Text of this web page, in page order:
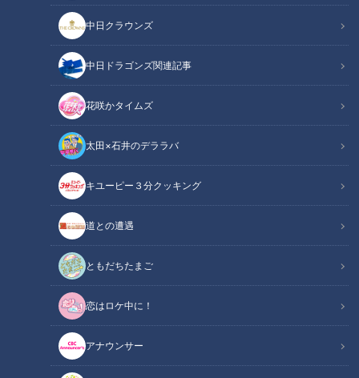
中日クラウンズ
中日ドラゴンズ関連記事
花咲かタイムズ
太田×石井のデララバ
キユーピー３分クッキング
道との遭遇
ともだちたまご
恋はロケ中に！
アナウンサー
ランチでにぎわうこだわり定食店の銀だら西京焼き/まかないから生まれ
た和風オムライス【愛されフード】
この記事の画像